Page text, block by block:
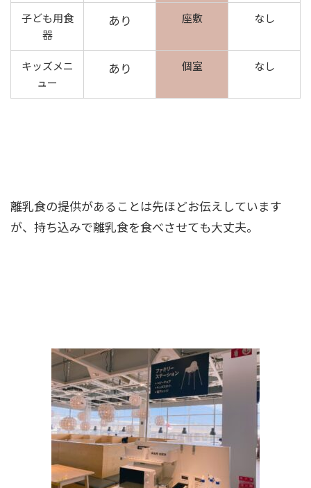
子ども用食
器
あり 座敷 なし
キッズメニ
ュー
あり 個室 なし
離乳食の提供があることは先ほどお伝えしています
が、持ち込みで離乳食を食べさせても大丈夫。